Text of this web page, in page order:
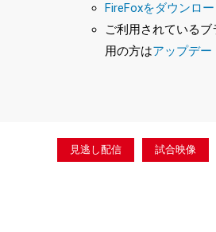
FireFoxをダウンロ
ご利用されている
用の方はアップデー
見逃し配信 試合映像